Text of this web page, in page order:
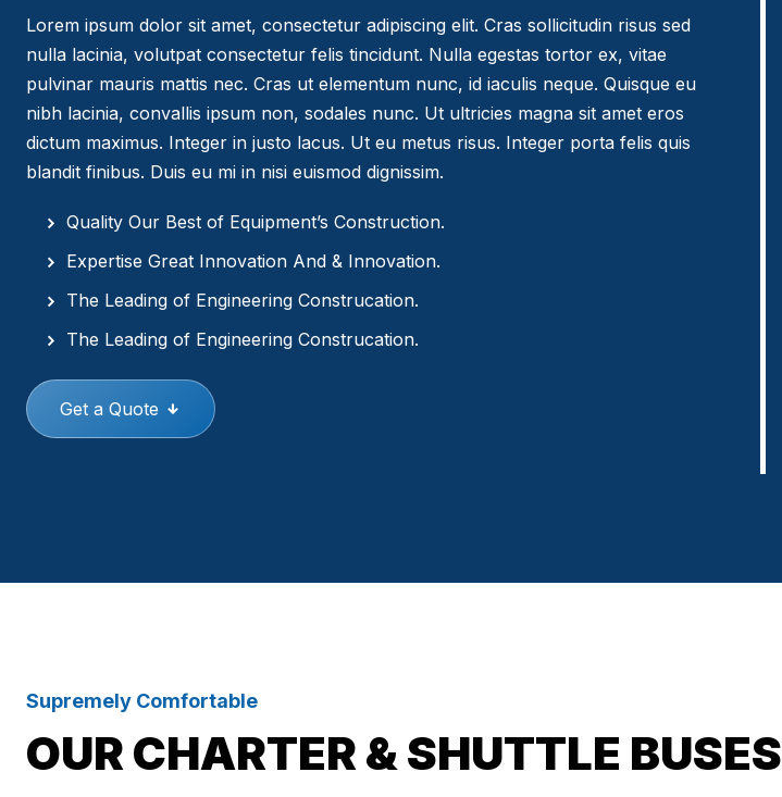
Lorem ipsum dolor sit amet, consectetur adipiscing elit. Cras sollicitudin risus sed
nulla lacinia, volutpat consectetur felis tincidunt. Nulla egestas tortor ex, vitae
pulvinar mauris mattis nec. Cras ut elementum nunc, id iaculis neque. Quisque eu
nibh lacinia, convallis ipsum non, sodales nunc. Ut ultricies magna sit amet eros
dictum maximus. Integer in justo lacus. Ut eu metus risus. Integer porta felis quis
blandit finibus. Duis eu mi in nisi euismod dignissim.
Quality Our Best of Equipment’s Construction.
Expertise Great Innovation And & Innovation.
The Leading of Engineering Construcation.
The Leading of Engineering Construcation.
Get a Quote
Supremely Comfortable
OUR CHARTER & SHUTTLE BUSES